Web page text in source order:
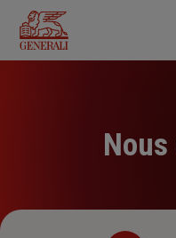
contenu
principal